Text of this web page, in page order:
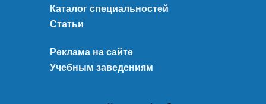
Каталог специальностей
Статьи
Реклама на сайте
Учебным заведениям